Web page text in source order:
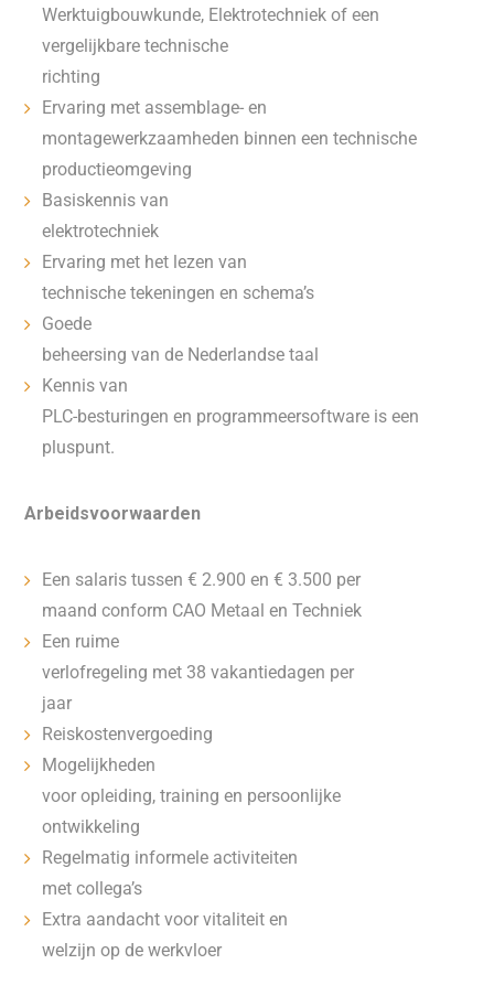
Werktuigbouwkunde, Elektrotechniek of een
vergelijkbare technische
richting
Ervaring met assemblage- en
montagewerkzaamheden binnen een technische
productieomgeving
Basiskennis van
elektrotechniek
Ervaring met het lezen van
technische tekeningen en schema’s
Goede
beheersing van de Nederlandse taal
Kennis van
PLC-besturingen en programmeersoftware is een
pluspunt.
Arbeidsvoorwaarden
Een salaris tussen € 2.900 en € 3.500 per
maand conform CAO Metaal en Techniek
Een ruime
verlofregeling met 38 vakantiedagen per
jaar
Reiskostenvergoeding
Mogelijkheden
voor opleiding, training en persoonlijke
ontwikkeling
Regelmatig informele activiteiten
met collega’s
Extra aandacht voor vitaliteit en
welzijn op de werkvloer